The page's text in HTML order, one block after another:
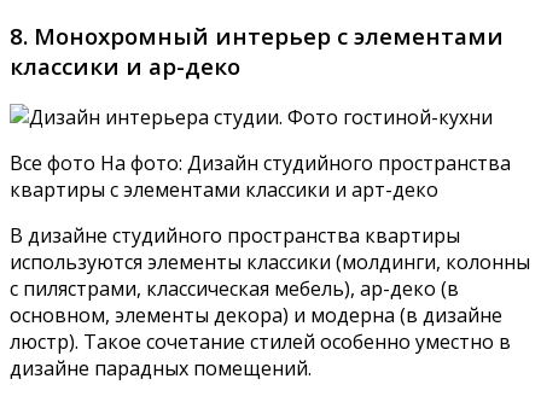
8. Монохромный интерьер с элементами
классики и ар-деко
Все фото На фото: Дизайн студийного пространства
квартиры с элементами классики и арт-деко
В дизайне студийного пространства квартиры
используются элементы классики (молдинги, колонны
с пилястрами, классическая мебель), ар-деко (в
основном, элементы декора) и модерна (в дизайне
люстр). Такое сочетание стилей особенно уместно в
дизайне парадных помещений.